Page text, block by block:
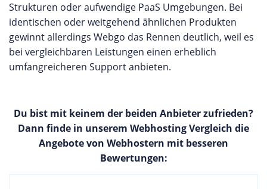
Strukturen oder aufwendige PaaS Umgebungen. Bei
identischen oder weitgehend ähnlichen Produkten
gewinnt allerdings Webgo das Rennen deutlich, weil es
bei vergleichbaren Leistungen einen erheblich
umfangreicheren Support anbieten.
Du bist mit keinem der beiden Anbieter zufrieden?
Dann finde in unserem Webhosting Vergleich die
Angebote von Webhostern mit besseren
Bewertungen: